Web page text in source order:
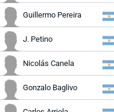
Guillermo Pereira
J. Petino
Nicolás Canela
Gonzalo Baglivo